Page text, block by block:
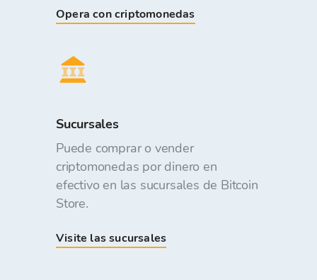
Opera con criptomonedas
Sucursales
Puede comprar o vender
criptomonedas por dinero en
efectivo en las sucursales de Bitcoin
Store.
Visite las sucursales